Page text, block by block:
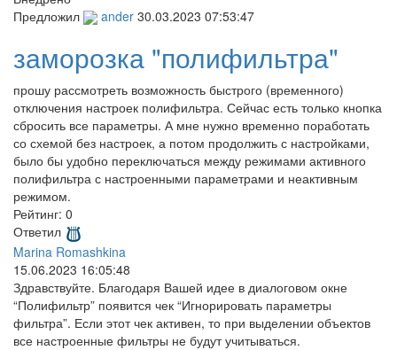
Предложил
ander 30.03.2023 07:53:47
заморозка "полифильтра"
прошу рассмотреть возможность быстрого (временного)
отключения настроек полифильтра. Сейчас есть только кнопка
сбросить все параметры. А мне нужно временно поработать
со схемой без настроек, а потом продолжить с настройками,
было бы удобно переключаться между режимами активного
полифильтра с настроенными параметрами и неактивным
режимом.
Рейтинг: 0
Ответил
Marina Romashkina
15.06.2023 16:05:48
Здравствуйте. Благодаря Вашей идее в диалоговом окне
“Полифильтр” появится чек “Игнорировать параметры
фильтра”. Если этот чек активен, то при выделении объектов
все настроенные фильтры не будут учитываться.